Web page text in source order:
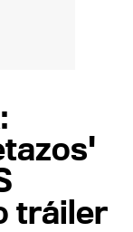
tráiler